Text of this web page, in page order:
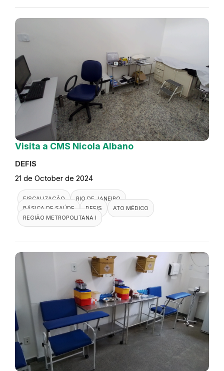
Visita a CMS Nicola Albano
DEFIS
21 de October de 2024
FISCALIZAÇÃO
RIO DE JANEIRO
BÁSICA DE SAÚDE
DEFIS
ATO MÉDICO
REGIÃO METROPOLITANA I